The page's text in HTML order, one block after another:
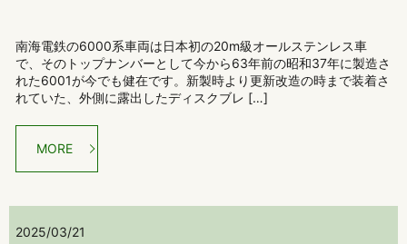
南海電鉄の6000系車両は日本初の20m級オールステンレス車
で、そのトップナンバーとして今から63年前の昭和37年に製造さ
れた6001が今でも健在です。新製時より更新改造の時まで装着さ
れていた、外側に露出したディスクブレ […]
MORE
2025/03/21